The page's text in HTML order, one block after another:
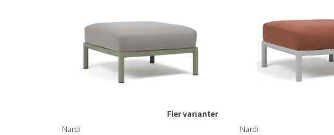
Fler varianter
Nardi
Nardi